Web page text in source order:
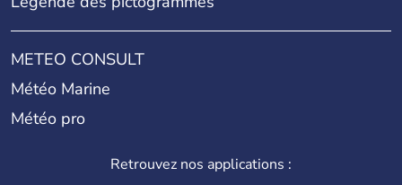
METEO CONSULT
Météo Marine
Météo pro
Retrouvez nos applications :